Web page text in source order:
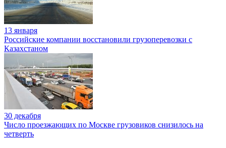
13 января
Российские компании восстановили грузоперевозки с
Казахстаном
30 декабря
Число проезжающих по Москве грузовиков снизилось на
четверть